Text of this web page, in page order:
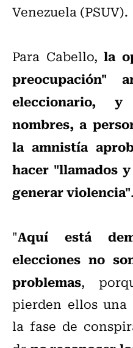
Venezuela (PSUV).
Para Cabello,la
preocupación"
eleccionario,
nombres, a
la amnistía
hacer "llamados
generar violencia".
"Aquí está
elecciones no
problemas,
pierden ellos
la fase de